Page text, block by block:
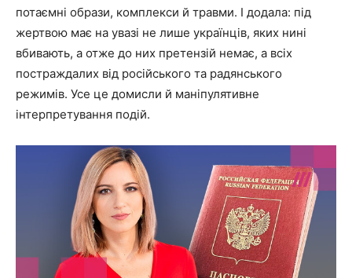
потаємні образи, комплекси й травми. І додала: під
жертвою має на увазі не лише українців, яких нині
вбивають, а отже до них претензій немає, а всіх
постраждалих від російського та радянського
режимів. Усе це домисли й маніпулятивне
інтерпретування подій.